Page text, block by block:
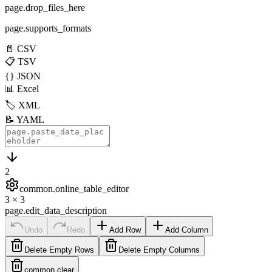
page.drop_files_here
page.supports_formats
📄 CSV
📋 TSV
{} JSON
📊 Excel
🏷️ XML
📝 YAML
2
common.online_table_editor
3 × 3
page.edit_data_description
Undo Redo Add Row Add Column
Delete Empty Rows Delete Empty Columns
common.clear